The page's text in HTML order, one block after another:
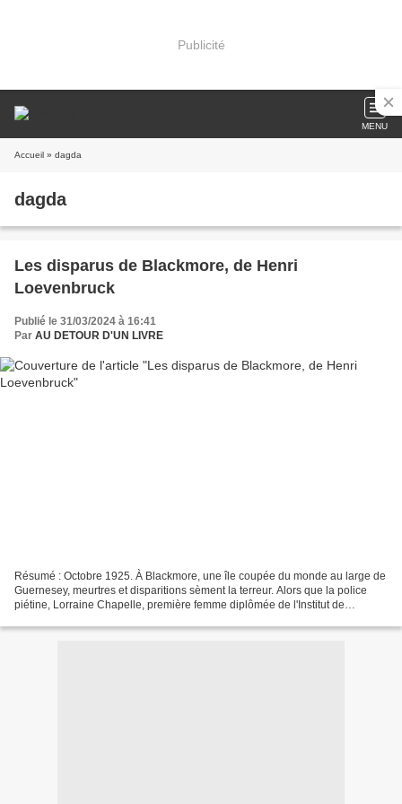
Publicité
MENU
Accueil » dagda
dagda
Les disparus de Blackmore, de Henri
Loevenbruck
Publié le 31/03/2024 à 16:41
Par AU DETOUR D'UN LIVRE
Résumé : Octobre 1925. À Blackmore, une île coupée du monde au large de
Guernesey, meurtres et disparitions sèment la terreur. Alors que la police
piétine, Lorraine Chapelle, première femme diplômée de l'Institut de